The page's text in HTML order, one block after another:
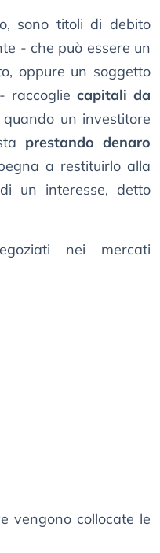
sono titoli di debito
- che può essere un
oppure un soggetto
raccoglie capitali da
un investitore
prestando denaro
a restituirlo alla
un interesse, detto
nei mercati
vengono collocate le